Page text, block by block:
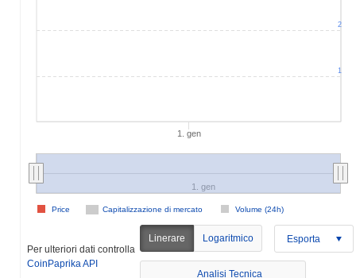
1. gen
Capitalizzazione di mercato Volume (24h)
Price
1. gen
1
2
Per ulteriori dati controlla
CoinPaprika API
Linerare Logaritmico Esporta
Analisi Tecnica